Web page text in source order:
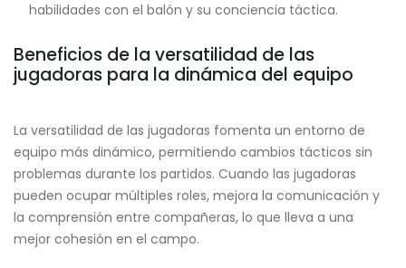
habilidades con el balón y su conciencia táctica.
Beneficios de la versatilidad de las
jugadoras para la dinámica del equipo
La versatilidad de las jugadoras fomenta un entorno de
equipo más dinámico, permitiendo cambios tácticos sin
problemas durante los partidos. Cuando las jugadoras
pueden ocupar múltiples roles, mejora la comunicación y
la comprensión entre compañeras, lo que lleva a una
mejor cohesión en el campo.